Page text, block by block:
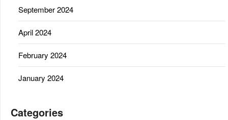
September 2024
April 2024
February 2024
January 2024
Categories